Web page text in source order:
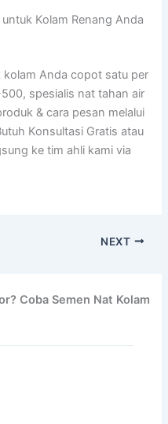
Kolam Renang Anda
Anda copot satu per
spesialis nat tahan air
& cara pesan melalui
Konsultasi Gratis atau
ke tim ahli kami via
NEXT
Coba Semen Nat Kolam